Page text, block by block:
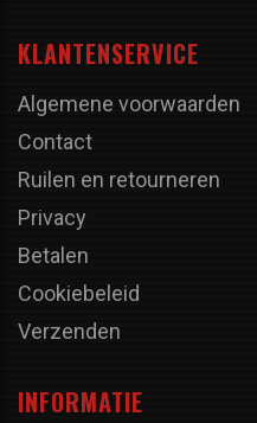
KLANTENSERVICE
Algemene voorwaarden
Contact
Ruilen en retourneren
Privacy
Betalen
Cookiebeleid
Verzenden
INFORMATIE